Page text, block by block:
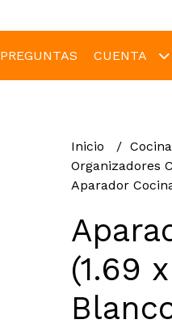
PREGUNTAS CUENTA
Inicio
Organizadores
Aparador
(1.69